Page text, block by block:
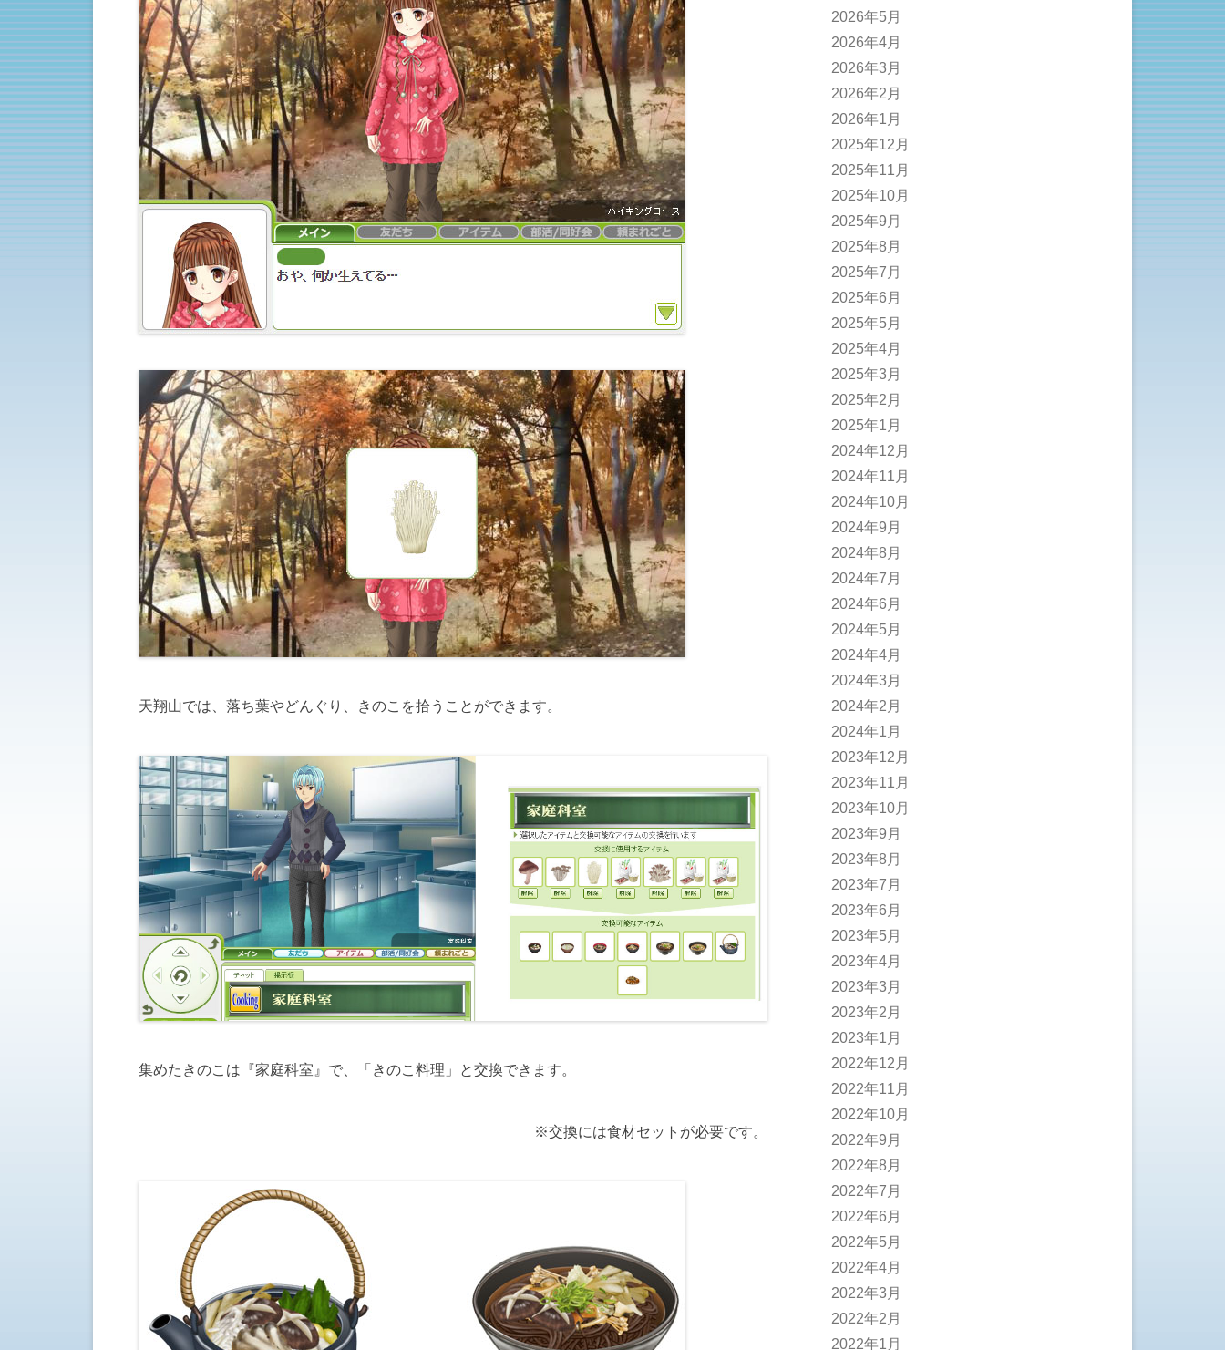
天翔山では、落ち葉やどんぐり、きのこを拾うことができます。
集めたきのこは『家庭科室』で、「きのこ料理」と交換できます。
※交換には食材セットが必要です。
2026年5月
2026年4月
2026年3月
2026年2月
2026年1月
2025年12月
2025年11月
2025年10月
2025年9月
2025年8月
2025年7月
2025年6月
2025年5月
2025年4月
2025年3月
2025年2月
2025年1月
2024年12月
2024年11月
2024年10月
2024年9月
2024年8月
2024年7月
2024年6月
2024年5月
2024年4月
2024年3月
2024年2月
2024年1月
2023年12月
2023年11月
2023年10月
2023年9月
2023年8月
2023年7月
2023年6月
2023年5月
2023年4月
2023年3月
2023年2月
2023年1月
2022年12月
2022年11月
2022年10月
2022年9月
2022年8月
2022年7月
2022年6月
2022年5月
2022年4月
2022年3月
2022年2月
2022年1月